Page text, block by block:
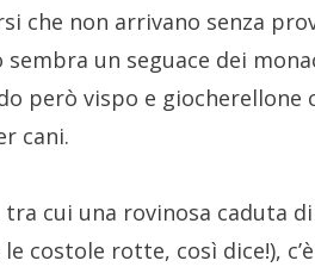
che non arrivano senza
sembra un seguace dei
però vispo e giocherellone
cani.
cui una rovinosa caduta
le costole rotte, così dice!),